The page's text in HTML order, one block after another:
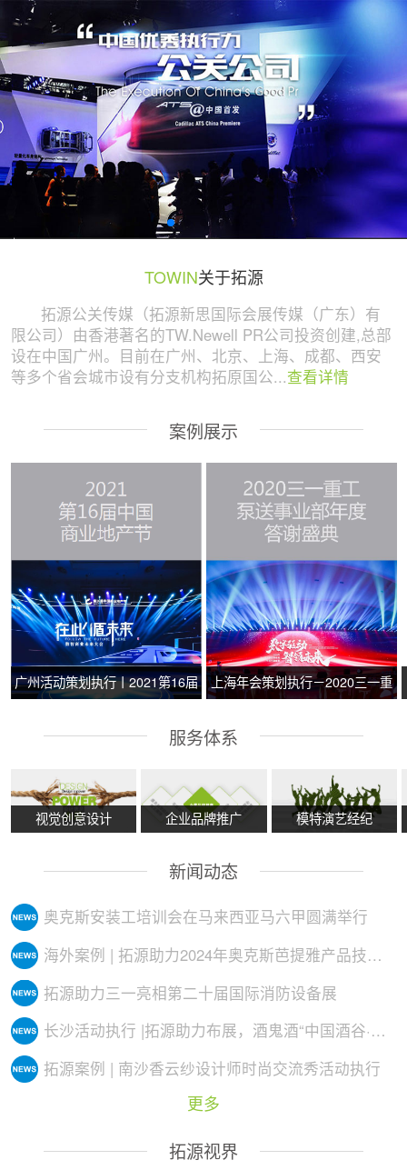
广州活动策划与执行公司 | 拓源策划
TOWIN关于拓源
拓源公关传媒（拓源新思国际会展传媒（广东）有
限公司）由香港著名的TW.Newell PR公司投资创建,总部
设在中国广州。目前在广州、北京、上海、成都、西安
等多个省会城市设有分支机构拓原国公...查看详情
案例展示
广州活动策划执行丨2021第16届
上海年会策划执行－2020三一重
服务体系
视觉创意设计 企业品牌推广 模特演艺经纪
新闻动态
奥克斯安装工培训会在马来西亚马六甲圆满举行
海外案例 | 拓源助力2024年奥克斯芭提雅产品技术培训会议圆满举行
拓源助力三一亮相第二十届国际消防设备展
长沙活动执行 |拓源助力布展，酒鬼酒“中国酒谷·湘西影像艺术展”落地
拓源案例 | 南沙香云纱设计师时尚交流秀活动执行
更多
拓源视界